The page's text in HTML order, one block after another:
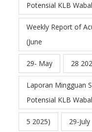
Potensial KLB
Weekly Report of
(June
29- May 28
Laporan Mingguan
Potensial KLB
5 2025) 29-July